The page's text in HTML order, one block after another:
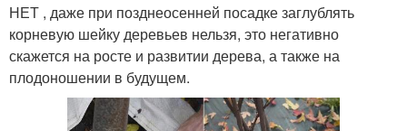
НЕТ , даже при позднеосенней посадке заглублять
корневую шейку деревьев нельзя, это негативно
скажется на росте и развитии дерева, а также на
плодоношении в будущем.